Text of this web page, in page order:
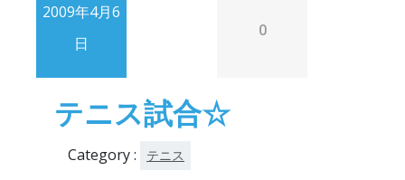
2009年4月6
日
0
テニス試合☆
Category : テニス